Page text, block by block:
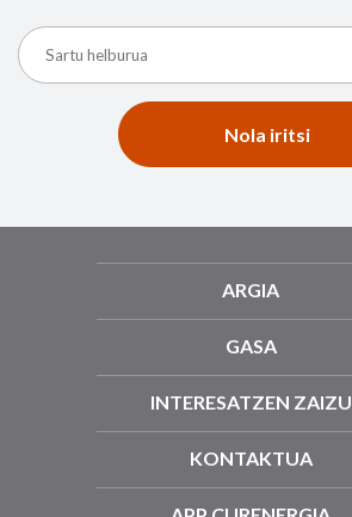
Nola iritsi
ARGIA
GASA
INTERESATZEN ZAIZU
KONTAKTUA